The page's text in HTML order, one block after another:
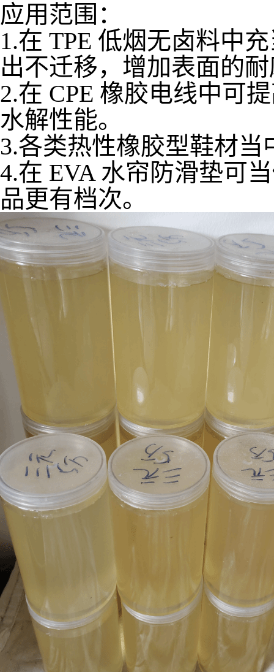
应用范围：
1.在 TPE 低烟无卤料中
出不迁移，增加表面的
2.在 CPE 橡胶电线中可
水解性能。
3.各类热性橡胶型鞋材
4.在 EVA 水帘防滑垫可
品更有档次。